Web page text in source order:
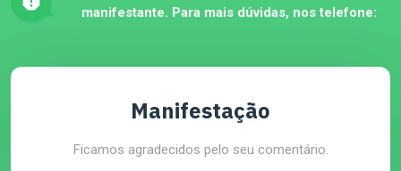
manifestante. Para mais dúvidas, nos telefone:
Manifestação
Ficamos agradecidos pelo seu comentário.